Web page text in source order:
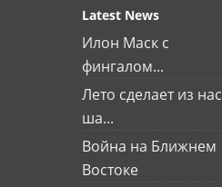
Latest News
Илон Маск с
фингалом...
Лето сделает из нас
ша...
Война на Ближнем
Востоке